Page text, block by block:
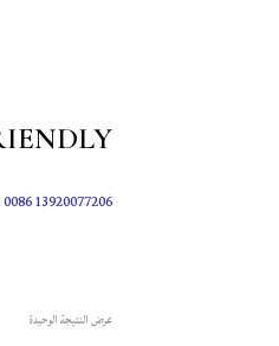
13920077206
عرض النتيجة الوحيدة